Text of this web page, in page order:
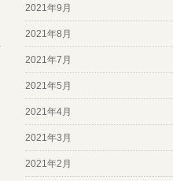
2021年9月
2021年8月
2021年7月
2021年5月
2021年4月
2021年3月
2021年2月